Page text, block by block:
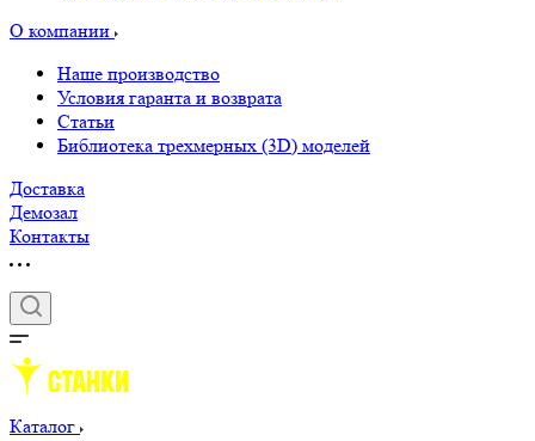
О компании
Наше производство
Условия гаранта и возврата
Статьи
Библиотека трехмерных (3D) моделей
Доставка
Демозал
Контакты
Каталог